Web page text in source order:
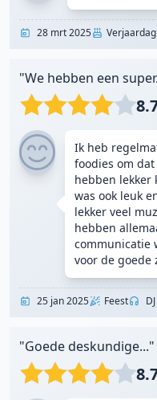
28 mrt 2025 Verjaardag
"We hebben een
Ik heb
foodies om
hebben lekker
was ook leuk
lekker veel
hebben
communicatie
voor de goede
25 jan 2025 Feest
"Goede deskundige..."